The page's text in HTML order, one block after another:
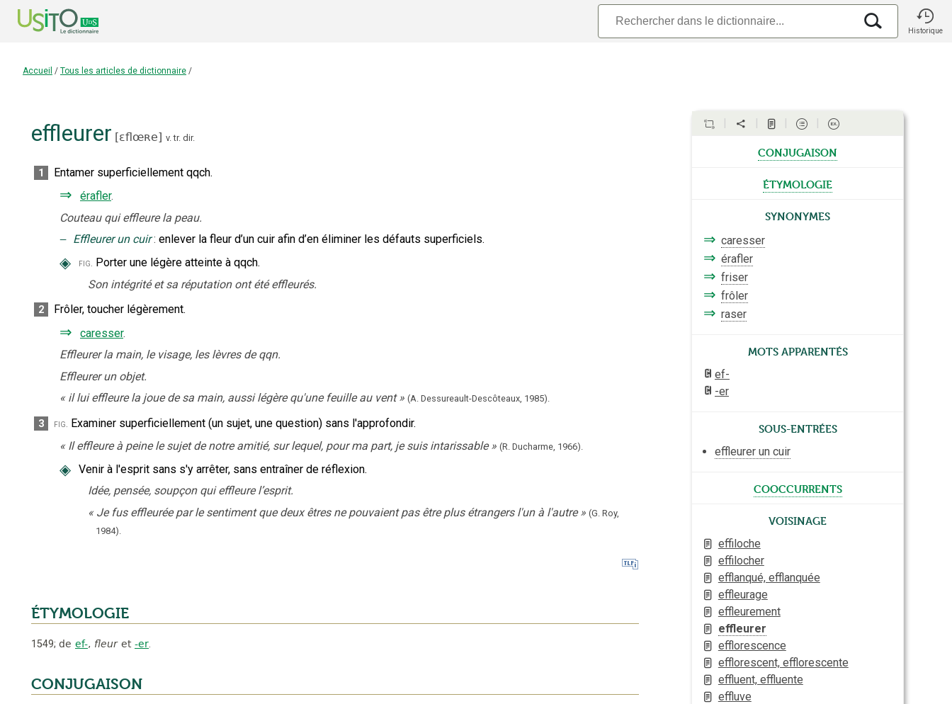
Historique
Accueil / Tous les articles de dictionnaire /
effleurer [ɛflœʀe] v. tr. dir.
1 Entamer superficiellement qqch.
⇒ érafler.
Couteau qui effleure la peau.
‒ Effleurer un cuir : enlever la fleur d’un cuir afin d’en éliminer les défauts superficiels.
◈ fig. Porter une légère atteinte à qqch.
Son intégrité et sa réputation ont été effleurés.
2 Frôler, toucher légèrement.
⇒ caresser.
Effleurer la main, le visage, les lèvres de qqn.
Effleurer un objet.
« il lui effleure la joue de sa main, aussi légère qu'une feuille au vent » (A. Dessureault-Descôteaux, 1985).
3 fig. Examiner superficiellement (un sujet, une question) sans l'approfondir.
« Il effleure à peine le sujet de notre amitié, sur lequel, pour ma part, je suis intarissable » (R. Ducharme, 1966).
◈ Venir à l'esprit sans s'y arrêter, sans entraîner de réflexion.
Idée, pensée, soupçon qui effleure l’esprit.
« Je fus effleurée par le sentiment que deux êtres ne pouvaient pas être plus étrangers l'un à l'autre » (G. Roy,
1984).
ÉTYMOLOGIE
1549; de ef-, fleur et -er.
CONJUGAISON
conjugaison
étymologie
Synonymes
⇒ caresser
⇒ érafler
⇒ friser
⇒ frôler
⇒ raser
Mots apparentés
ef-
-er
Sous-entrées
effleurer un cuir
cooccurrents
Voisinage
effiloche
effilocher
efflanqué, efflanquée
effleurage
effleurement
effleurer
efflorescence
efflorescent, efflorescente
effluent, effluente
effluve